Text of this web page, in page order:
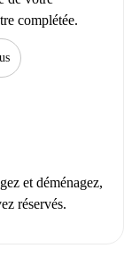
complétée.
et déménagez,
réservés.